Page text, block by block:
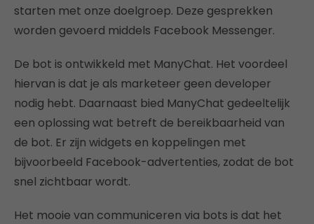
starten met onze doelgroep. Deze gesprekken
worden gevoerd middels Facebook Messenger.
De bot is ontwikkeld met ManyChat. Het voordeel
hiervan is dat je als marketeer geen developer
nodig hebt. Daarnaast bied ManyChat gedeeltelijk
een oplossing wat betreft de bereikbaarheid van
de bot. Er zijn widgets en koppelingen met
bijvoorbeeld Facebook-advertenties, zodat de bot
snel zichtbaar wordt.
Het mooie van communiceren via bots is dat het